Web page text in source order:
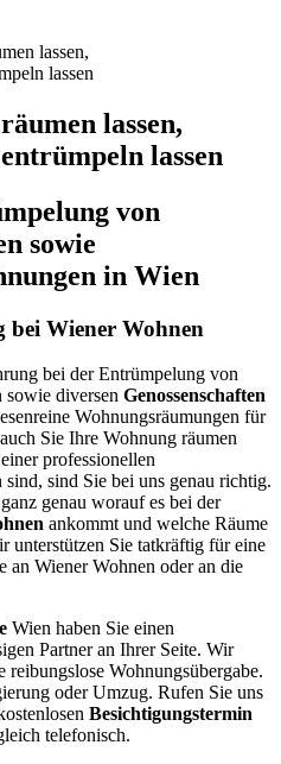
lassen,
lassen
von
sowie
in Wien
Wiener Wohnen
bei der Entrümpelung von
sowie diversen Genossenschaften
Wohnungsräumungen für
Sie Ihre Wohnung räumen
professionellen
sind, sind Sie bei uns genau richtig.
genau worauf es bei der
ankommt und welche Räume
unterstützen Sie tatkräftig für eine
an Wiener Wohnen oder an die
Wien haben Sie einen
Partner an Ihrer Seite. Wir
reibungslose Wohnungsübergabe.
oder Umzug. Rufen Sie uns
Besichtigungstermin
telefonisch.